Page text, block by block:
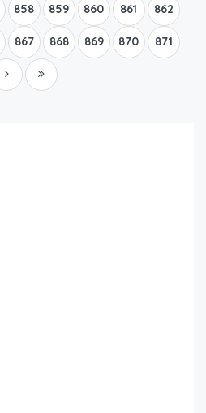
858 859 860 861 862
867 868 869 870 871